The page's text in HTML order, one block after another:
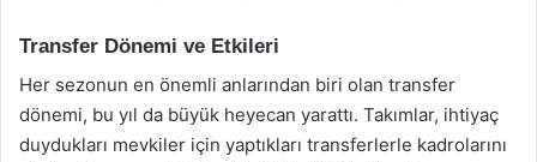
Transfer Dönemi ve Etkileri
Her sezonun en önemli anlarından biri olan transfer
dönemi, bu yıl da büyük heyecan yarattı. Takımlar, ihtiyaç
duydukları mevkiler için yaptıkları transferlerle kadrolarını